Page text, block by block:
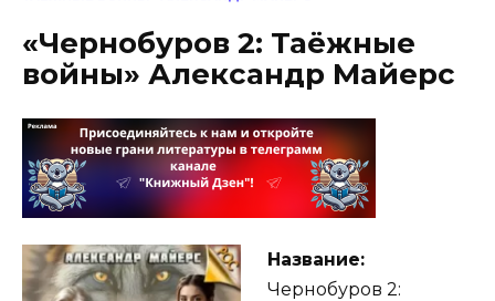
«Чернобуров 2: Таёжные
войны» Александр Майерс
Название:
Чернобуров 2: